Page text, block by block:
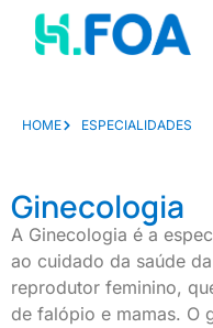
HOME ESPECIALIDADES
Ginecologia
A Ginecologia é a
ao cuidado da saúde
reprodutor feminino,
de falópio e mamas. O